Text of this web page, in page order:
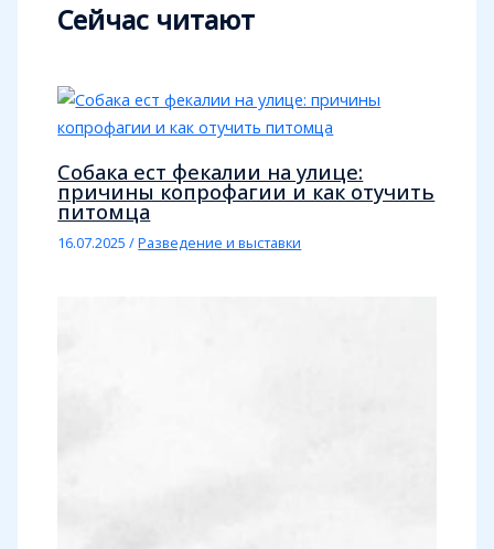
Сейчас читают
Собака ест фекалии на улице:
причины копрофагии и как отучить
питомца
16.07.2025/Разведение и выставки